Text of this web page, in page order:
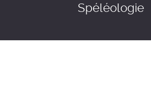
Spéléologie